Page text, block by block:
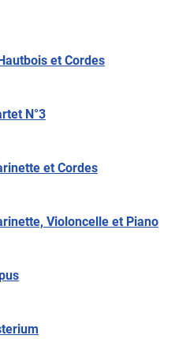
et Cordes
N°3
et Cordes
Violoncelle et Piano